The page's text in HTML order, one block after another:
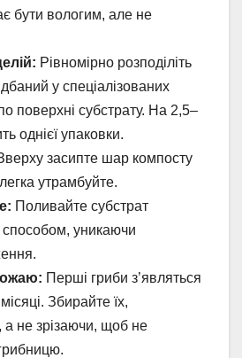
бути вологим, але не
Рівномірно розподіліть
у спеціалізованих
поверхні субстрату. На 2,5–
однієї упаковки.
засипте шар компосту
утрамбуйте.
Поливайте субстрат
уникаючи
Перші гриби з’являться
Збирайте їх,
а не зрізаючи, щоб не